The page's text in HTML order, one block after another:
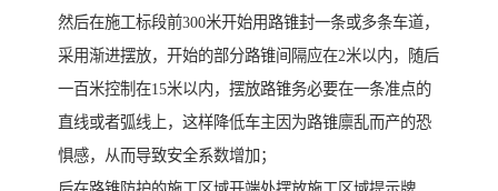
然后在施工标段前300米开始用路锥封一条或多条车道，
采用渐进摆放，开始的部分路锥间隔应在2米以内，随后
一百米控制在15米以内，摆放路锥务必要在一条准点的
直线或者弧线上，这样降低车主因为路锥廪乱而产的恐
惧感，从而导致安全系数增加；